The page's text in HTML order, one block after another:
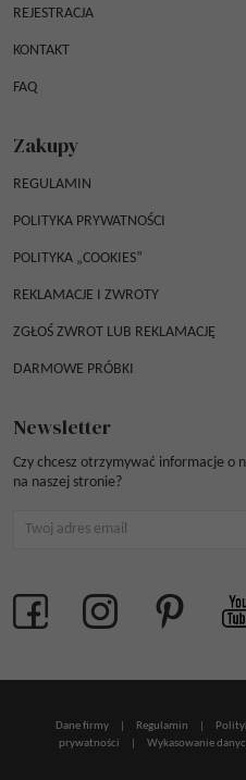
REJESTRACJA
KONTAKT
FAQ
Zakupy
REGULAMIN
POLITYKA PRYWATNOŚCI
POLITYKA „COOKIES”
REKLAMACJE I ZWROTY
ZGŁOŚ ZWROT LUB REKLAMACJĘ
DARMOWE PRÓBKI
Newsletter
Czy chcesz otrzymywać informacje o
na naszej stronie?
Dane firmy Regulamin
prywatności
Wykasowanie